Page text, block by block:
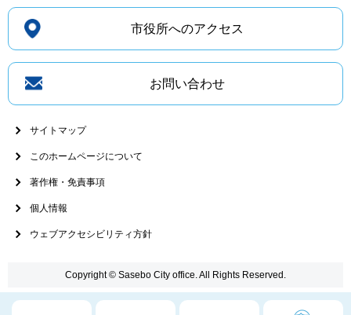
市役所へのアクセス
お問い合わせ
サイトマップ
このホームページについて
著作権・免責事項
個人情報
ウェブアクセシビリティ方針
Copyright © Sasebo City office. All Rights Reserved.